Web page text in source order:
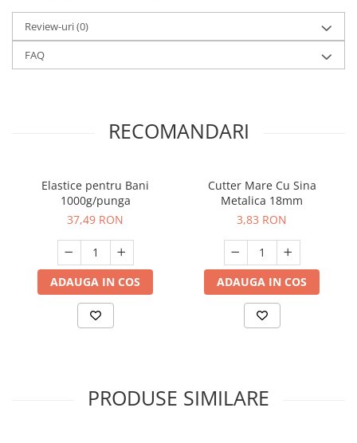
Review-uri(0)
FAQ
RECOMANDARI
Elastice pentru Bani
1000g/punga
37,49 RON
ADAUGA IN COS
Cutter Mare Cu Sina
Metalica 18mm
3,83 RON
ADAUGA IN COS
PRODUSE SIMILARE